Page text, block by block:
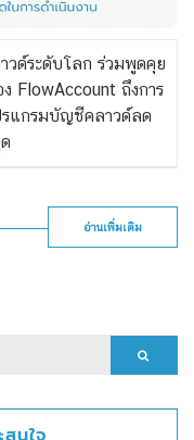
วด์ระดับโลก ร่วมพูดคุย
FlowAccount ถึงการ
แกรมบัญชีคลาวด์ลด
อ่านเพิ่มเติม